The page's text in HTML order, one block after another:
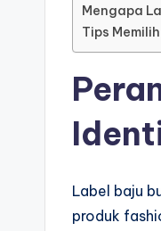
Mengapa
Tips
Label baju
produk